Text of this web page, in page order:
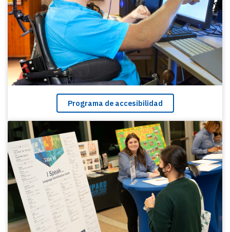
Programa de accesibilidad